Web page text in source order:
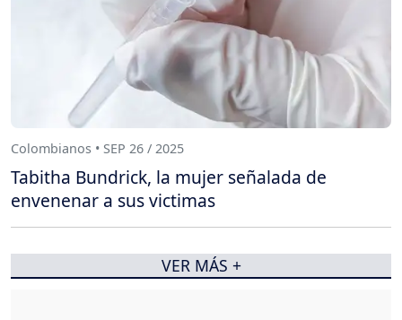
Colombianos • SEP 26 / 2025
Tabitha Bundrick, la mujer señalada de
envenenar a sus victimas
VER MÁS +